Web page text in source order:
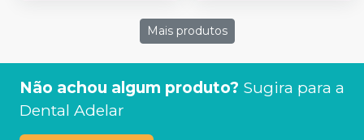
(Redução 20:1) ;Tubo de
irrigação (5 peças) e
Mais produtos
Não achou algum produto? Sugira para a
Dental Adelar